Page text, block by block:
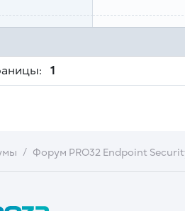
1
Форум PRO32 Endpoint